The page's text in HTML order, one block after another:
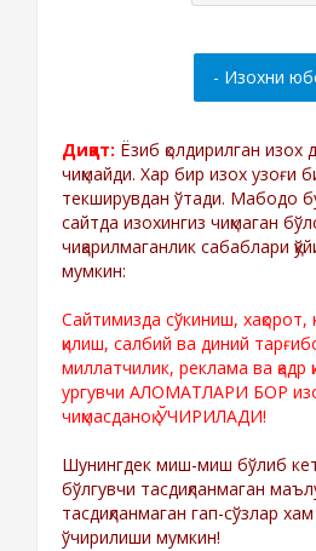
Диққат: Ёзиб қолдирилган изох
чиқмайди. Хар бир изох узоғи
текширувдан ўтади. Мабодо
сайтда изохингиз чиқмаган
чиқарилмаганлик сабаблари
мумкин:
Сайтимизда сўкиниш,
қилиш, салбий ва диний
миллатчилик, реклама ва қадр
ургувчи АЛОМАТЛАРИ БОР
чиқмасданоқ ЎЧИРИЛАДИ!
Шунингдек миш-миш бўлиб
бўлгувчи тасдиқланмаган
тасдиқланмаган гап-сўзлар
ўчирилиши мумкин!